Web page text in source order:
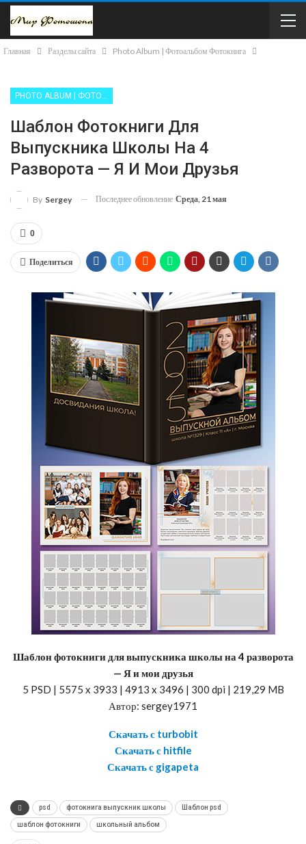
Главная Разделы сайта Photo Album | Фотоальбом Фотокнига
Шаблон Фотокниги Для
Выпускника Школы На 4
Разворота — Я И Мои Друзья
By Sergey Последнее обновление Среда, 21 мая
0
Поделиться
Шаблон фотокниги для выпускника школы на 4 разворота
— Я и мои друзья
5 PSD | 5575 x 3933 | 4913 x 3496 | 300 dpi | 219,29 MB
Автор: sergey1971
Скачать с turbobit
Скачать с hitfile
Скачать с gigapeta
psd фотокнига выпускник школы Шаблон psd
шаблон фотокниги школьный альбом